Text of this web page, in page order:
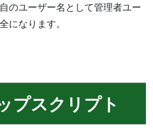
のユーザー名として管理者ユー
になります。
プスクリプト